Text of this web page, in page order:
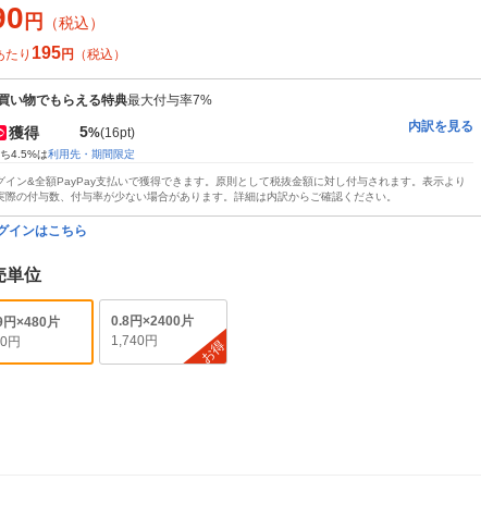
円 （税込）
たり 195円 （税込）
い物でもらえる特典最大付与率7%
獲得 5%(16pt)
ち4.5%は利用先・期間限定
内訳を見る
イン&全額PayPay支払いで獲得できます。原則として税抜金額に対し付与されます。表示より
際の付与数、付与率が少ない場合があります。詳細は内訳からご確認ください。
インはこちら
単位
円×480片
円
0.8円×2400片
1,740円
お得